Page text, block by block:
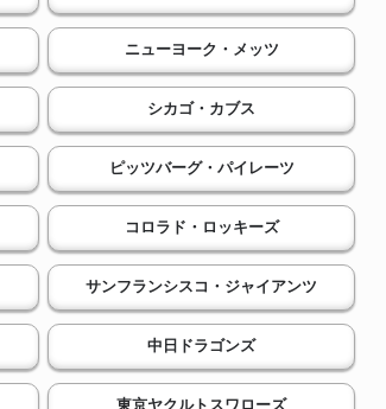
ニューヨーク・メッツ
シカゴ・カブス
ピッツバーグ・パイレーツ
コロラド・ロッキーズ
サンフランシスコ・ジャイアンツ
中日ドラゴンズ
東京ヤクルトスワローズ